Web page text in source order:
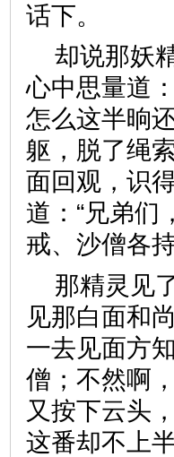
话下。
却说那妖
心中思量道
怎么这半晌
躯，脱了绳
面回观，识
道：“兄弟们
戒、沙僧
那精灵见
见那白面和
一去见面方
僧；不然啊
又按下云头
这番却不